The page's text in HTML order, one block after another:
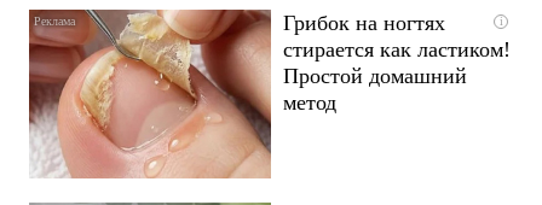
i
Грибок на ногтях
стирается как ластиком!
Простой домашний
метод